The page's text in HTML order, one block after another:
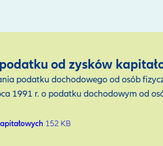
od zysków
podatku dochodowego od osób
1991 r. o podatku dochodowym od
152 KB